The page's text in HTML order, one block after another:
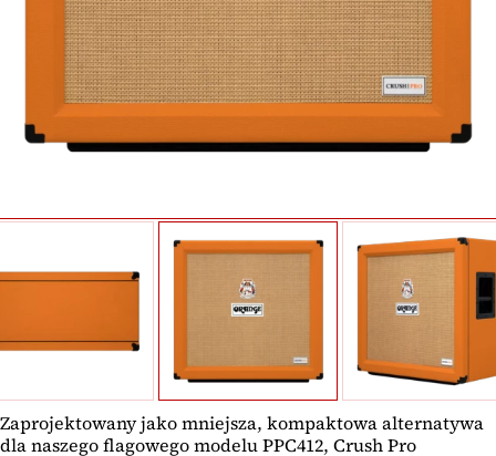
Zaprojektowany jako mniejsza, kompaktowa alternatywa
dla naszego flagowego modelu PPC412, Crush Pro